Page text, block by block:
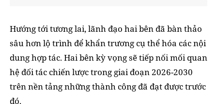
Hướng tới tương lai, lãnh đạo hai bên đã bàn thảo
sâu hơn lộ trình để khẩn trương cụ thể hóa các nội
dung hợp tác. Hai bên kỳ vọng sẽ tiếp nối mối quan
hệ đối tác chiến lược trong giai đoạn 2026-2030
trên nền tảng những thành công đã đạt được trước
đó.